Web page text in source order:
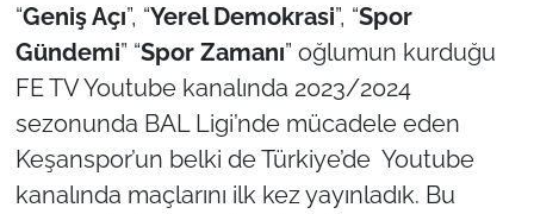
“Geniş Açı”, “Yerel Demokrasi”, “Spor
Gündemi” “Spor Zamanı” oğlumun kurduğu
FE TV Youtube kanalında 2023/2024
sezonunda BAL Ligi’nde mücadele eden
Keşanspor’un belki de Türkiye’de Youtube
kanalında maçlarını ilk kez yayınladık. Bu